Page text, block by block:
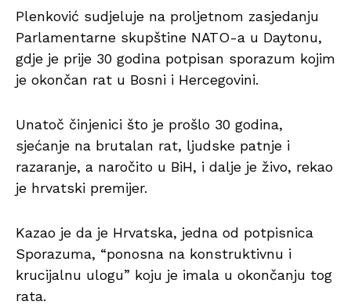
Plenković sudjeluje na proljetnom zasjedanju
Parlamentarne skupštine NATO-a u Daytonu,
gdje je prije 30 godina potpisan sporazum kojim
je okončan rat u Bosni i Hercegovini.
Unatoč činjenici što je prošlo 30 godina,
sjećanje na brutalan rat, ljudske patnje i
razaranje, a naročito u BiH, i dalje je živo, rekao
je hrvatski premijer.
Kazao je da je Hrvatska, jedna od potpisnica
Sporazuma, “ponosna na konstruktivnu i
krucijalnu ulogu” koju je imala u okončanju tog
rata.